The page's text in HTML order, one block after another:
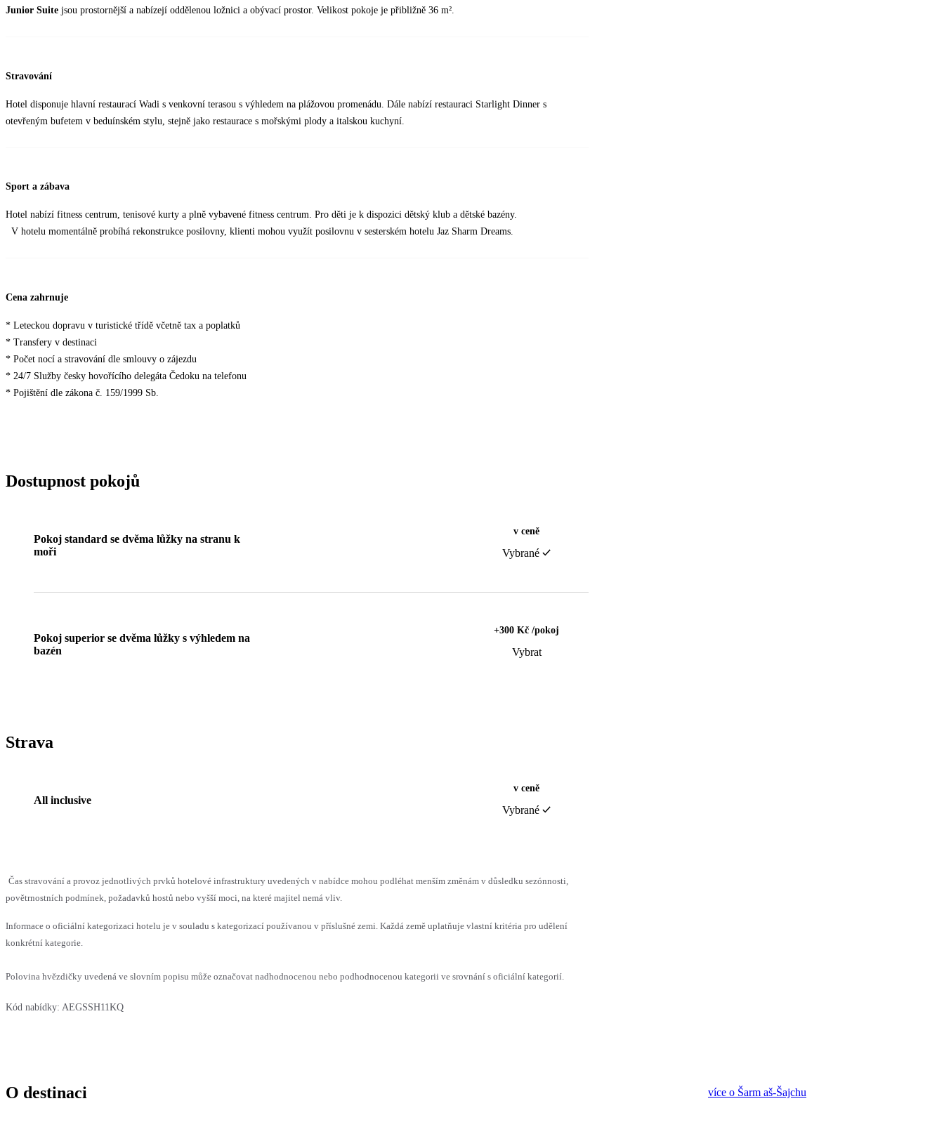
Junior Suite jsou prostornější a nabízejí oddělenou ložnici a obývací prostor. Velikost pokoje je přibližně 36 m².
Stravování
Hotel disponuje hlavní restaurací Wadi s venkovní terasou s výhledem na plážovou promenádu. Dále nabízí restauraci Starlight Dinner s
otevřeným bufetem v beduínském stylu, stejně jako restaurace s mořskými plody a italskou kuchyní.
Sport a zábava
Hotel nabízí fitness centrum, tenisové kurty a plně vybavené fitness centrum. Pro děti je k dispozici dětský klub a dětské bazény.
V hotelu momentálně probíhá rekonstrukce posilovny, klienti mohou využít posilovnu v sesterském hotelu Jaz Sharm Dreams.
Cena zahrnuje
* Leteckou dopravu v turistické třídě včetně tax a poplatků
* Transfery v destinaci
* Počet nocí a stravování dle smlouvy o zájezdu
* 24/7 Služby česky hovořícího delegáta Čedoku na telefonu
* Pojištění dle zákona č. 159/1999 Sb.
Dostupnost pokojů
Pokoj standard se dvěma lůžky na stranu k
moři
v ceně
Vybrané
Pokoj superior se dvěma lůžky s výhledem na
bazén
+300 Kč /pokoj
Vybrat
Strava
All inclusive
v ceně
Vybrané
Čas stravování a provoz jednotlivých prvků hotelové infrastruktury uvedených v nabídce mohou podléhat menším změnám v důsledku sezónnosti,
povětrnostních podmínek, požadavků hostů nebo vyšší moci, na které majitel nemá vliv.
Informace o oficiální kategorizaci hotelu je v souladu s kategorizací používanou v příslušné zemi. Každá země uplatňuje vlastní kritéria pro udělení
konkrétní kategorie.
Polovina hvězdičky uvedená ve slovním popisu může označovat nadhodnocenou nebo podhodnocenou kategorii ve srovnání s oficiální kategorií.
Kód nabídky: AEGSSH11KQ
O destinaci více o Šarm aš-Šajchu